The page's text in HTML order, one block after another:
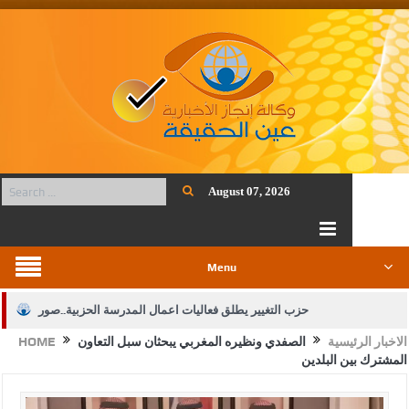
August 07, 2026
Menu
حزب التغيير يطلق فعاليات اعمال المدرسة الحزبية..صور
الجيش يفتح باب التجنيد لحملة البكالوريوس في الحقوق والقانونHOME الاخبار الرئيسية
الصفدي ونظيره المغربي يبحثان سبل التعاون
المشترك بين البلدين